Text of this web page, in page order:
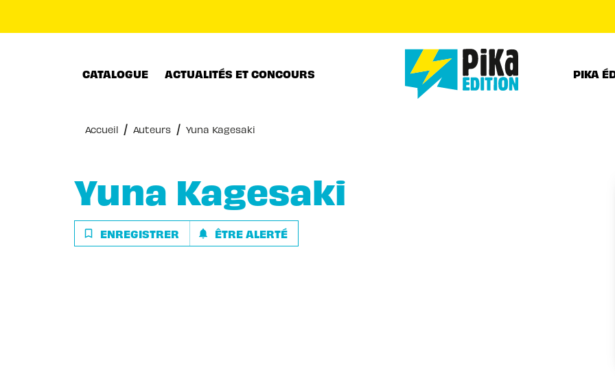
CATALOGUE ACTUALITÉS ET CONCOURS PIKA
Accueil / Auteurs / Yuna Kagesaki
Yuna Kagesaki
bookmark_border ENREGISTRER notifications ÊTRE ALERTÉ